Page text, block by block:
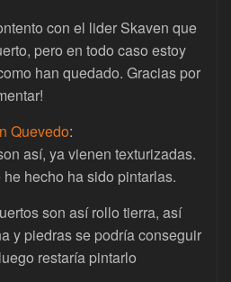
con el lider Skaven que
pero en todo caso estoy
han quedado. Gracias por
Quevedo:
así, ya vienen texturizadas.
hecho ha sido pintarlas.
son así rollo tierra, así
y piedras se podría conseguir
restaría pintarlo